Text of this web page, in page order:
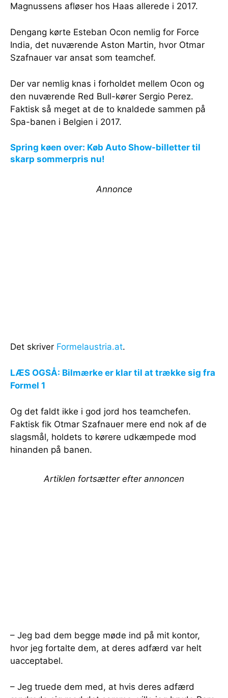
Magnussens afløser hos Haas allerede i 2017.
Dengang kørte Esteban Ocon nemlig for Force
India, det nuværende Aston Martin, hvor Otmar
Szafnauer var ansat som teamchef.
Der var nemlig knas i forholdet mellem Ocon og
den nuværende Red Bull-kører Sergio Perez.
Faktisk så meget at de to knaldede sammen på
Spa-banen i Belgien i 2017.
Spring køen over: Køb Auto Show-billetter til
skarp sommerpris nu!
Annonce
Det skriver Formelaustria.at.
LÆS OGSÅ: Bilmærke er klar til at trække sig fra
Formel 1
Og det faldt ikke i god jord hos teamchefen.
Faktisk fik Otmar Szafnauer mere end nok af de
slagsmål, holdets to kørere udkæmpede mod
hinanden på banen.
Artiklen fortsætter efter annoncen
– Jeg bad dem begge møde ind på mit kontor,
hvor jeg fortalte dem, at deres adfærd var helt
uacceptabel.
– Jeg truede dem med, at hvis deres adfærd